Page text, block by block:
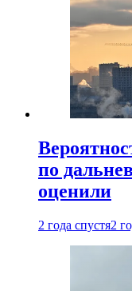
по
оценили
2 года спустя2